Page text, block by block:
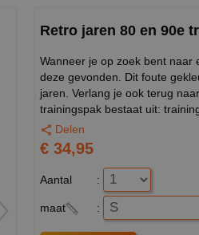
Retro jaren 80 en 90e
Wanneer je op zoek bent naar
deze gevonden. Dit foute
jaren. Verlang je ook terug
trainingspak bestaat uit:
Delen
€ 34,95
Aantal :
maat :